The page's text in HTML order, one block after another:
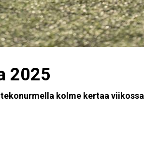
2025
kolme kertaa viikossa